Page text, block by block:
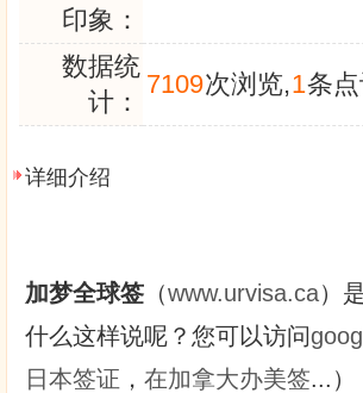
印象：
数据统
计：
7109次浏览,1条
详细介绍
加梦全球签 （www.urvisa.ca）
什么这样说呢？您可以访问
日本签证 ， 在加拿大办美签...）